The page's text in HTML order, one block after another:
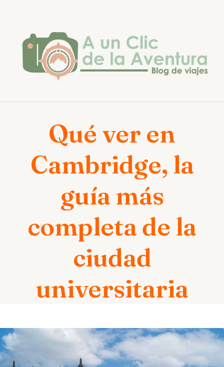
Qué ver en
Cambridge, la
guía más
completa de la
ciudad
universitaria